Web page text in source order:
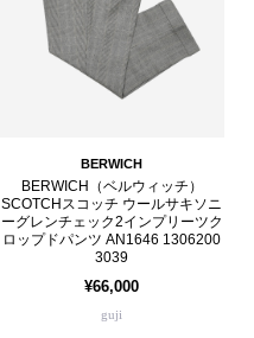
BERWICH
BERWICH（ベルウィッチ）
SCOTCHスコッチ ウールサキソニ
ーグレンチェック2インプリーツク
ロップドパンツ AN1646 1306200
3039
¥66,000
guji